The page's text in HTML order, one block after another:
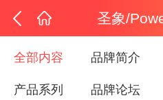
圣象/
全部内容 品牌简介
产品系列 品牌论坛